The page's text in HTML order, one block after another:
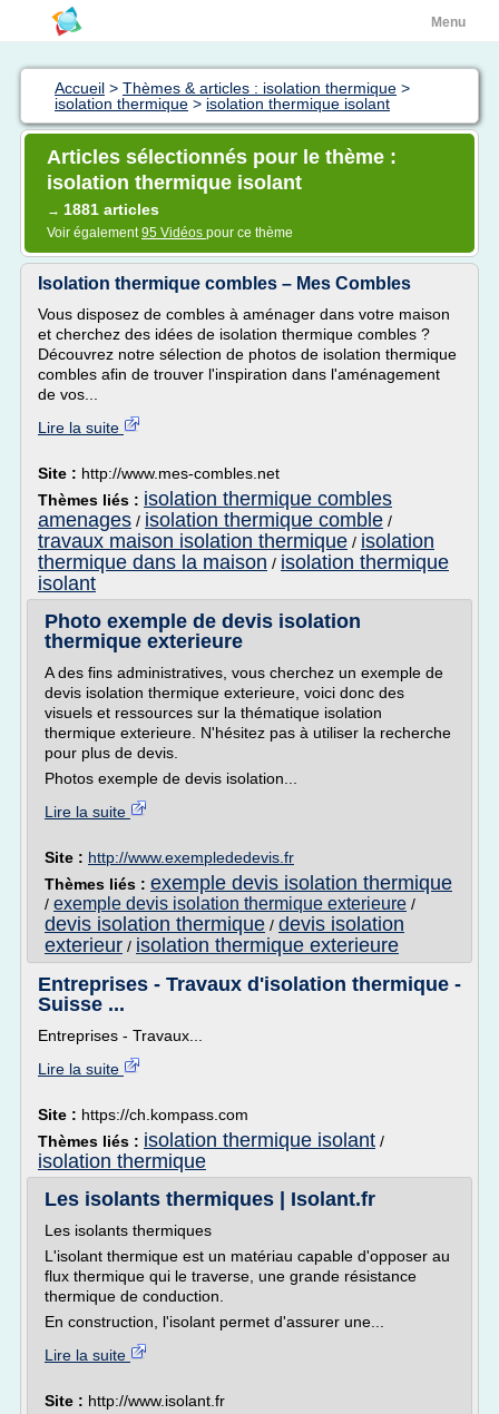
Menu
Accueil > Thèmes & articles : isolation thermique >
isolation thermique > isolation thermique isolant
Articles sélectionnés pour le thème :
isolation thermique isolant
→ 1881 articles
Voir également95 Vidéos pour ce thème
Isolation thermique combles – Mes Combles
Vous disposez de combles à aménager dans votre maison
et cherchez des idées de isolation thermique combles ?
Découvrez notre sélection de photos de isolation thermique
combles afin de trouver l'inspiration dans l'aménagement
de vos...
Lire la suite
Site : http://www.mes-combles.net
Thèmes liés : isolation thermique combles
amenages / isolation thermique comble /
travaux maison isolation thermique / isolation
thermique dans la maison / isolation thermique
isolant
Photo exemple de devis isolation
thermique exterieure
A des fins administratives, vous cherchez un exemple de
devis isolation thermique exterieure, voici donc des
visuels et ressources sur la thématique isolation
thermique exterieure. N'hésitez pas à utiliser la recherche
pour plus de devis.
Photos exemple de devis isolation...
Lire la suite
Site : http://www.exemplededevis.fr
Thèmes liés : exemple devis isolation thermique
/ exemple devis isolation thermique exterieure /
devis isolation thermique / devis isolation
exterieur / isolation thermique exterieure
Entreprises - Travaux d'isolation thermique -
Suisse ...
Entreprises - Travaux...
Lire la suite
Site : https://ch.kompass.com
Thèmes liés : isolation thermique isolant /
isolation thermique
Les isolants thermiques | Isolant.fr
Les isolants thermiques
L'isolant thermique est un matériau capable d'opposer au
flux thermique qui le traverse, une grande résistance
thermique de conduction.
En construction, l'isolant permet d'assurer une...
Lire la suite
Site : http://www.isolant.fr